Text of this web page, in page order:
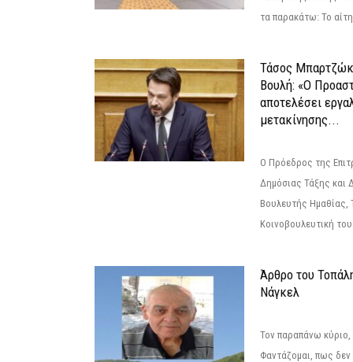
τα παρακάτω: Το
Τάσος
Βουλή: «Ο
αποτελέσει
μετακίνησης...
Ο Πρόεδρος της
Δημόσιας Τάξης και
Βουλευτής
Κοινοβουλευτική
Άρθρο του
Νάγκελ
Τον παραπάνω
Φαντάζομαι, πως δεν